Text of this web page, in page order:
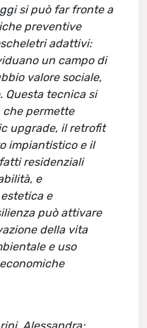
si può far fronte a
preventive
adattivi:
un campo di
valore sociale,
Questa tecnica si
permette
upgrade, il retrofit
impiantistico e il
residenziali
e
e
può attivare
della vita
e uso